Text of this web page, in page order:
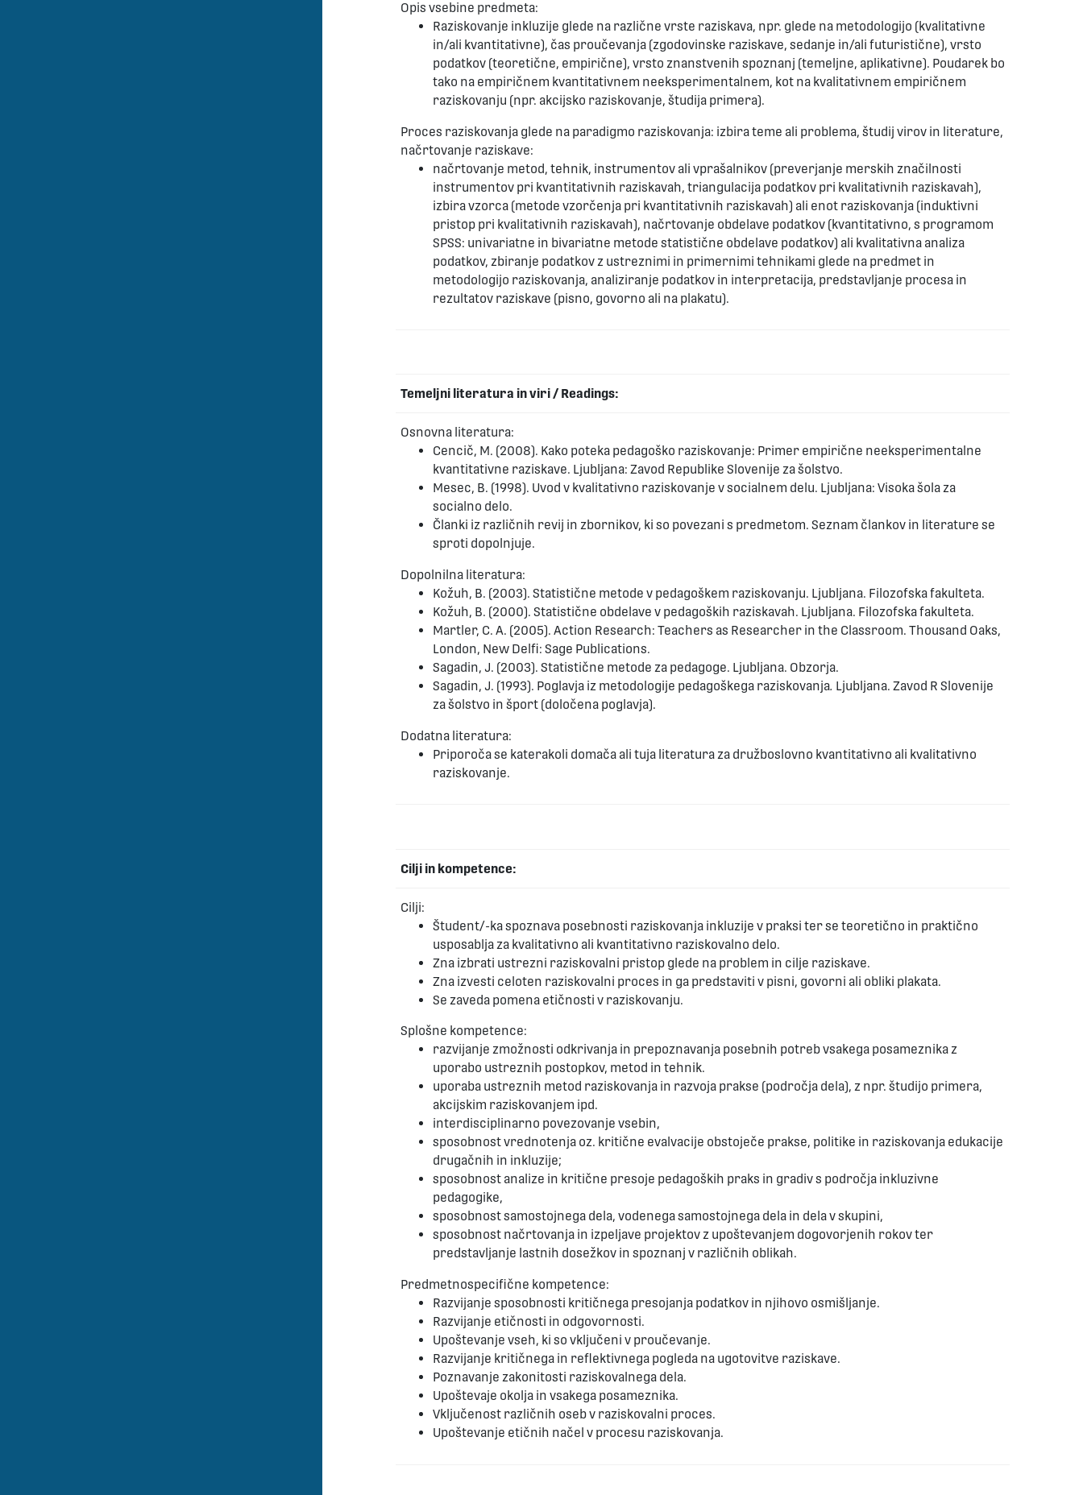
Opis vsebine predmeta:
Raziskovanje inkluzije glede na različne vrste raziskava, npr. glede na metodologijo (kvalitativne
in/ali kvantitativne), čas proučevanja (zgodovinske raziskave, sedanje in/ali futuristične), vrsto
podatkov (teoretične, empirične), vrsto znanstvenih spoznanj (temeljne, aplikativne). Poudarek bo
tako na empiričnem kvantitativnem neeksperimentalnem, kot na kvalitativnem empiričnem
raziskovanju (npr. akcijsko raziskovanje, študija primera).
Proces raziskovanja glede na paradigmo raziskovanja: izbira teme ali problema, študij virov in literature,
načrtovanje raziskave:
načrtovanje metod, tehnik, instrumentov ali vprašalnikov (preverjanje merskih značilnosti
instrumentov pri kvantitativnih raziskavah, triangulacija podatkov pri kvalitativnih raziskavah),
izbira vzorca (metode vzorčenja pri kvantitativnih raziskavah) ali enot raziskovanja (induktivni
pristop pri kvalitativnih raziskavah), načrtovanje obdelave podatkov (kvantitativno, s programom
SPSS: univariatne in bivariatne metode statistične obdelave podatkov) ali kvalitativna analiza
podatkov, zbiranje podatkov z ustreznimi in primernimi tehnikami glede na predmet in
metodologijo raziskovanja, analiziranje podatkov in interpretacija, predstavljanje procesa in
rezultatov raziskave (pisno, govorno ali na plakatu).
Temeljni literatura in viri / Readings:
Osnovna literatura:
Cencič, M. (2008). Kako poteka pedagoško raziskovanje: Primer empirične neeksperimentalne
kvantitativne raziskave. Ljubljana: Zavod Republike Slovenije za šolstvo.
Mesec, B. (1998). Uvod v kvalitativno raziskovanje v socialnem delu. Ljubljana: Visoka šola za
socialno delo.
Članki iz različnih revij in zbornikov, ki so povezani s predmetom. Seznam člankov in literature se
sproti dopolnjuje.
Dopolnilna literatura:
Kožuh, B. (2003). Statistične metode v pedagoškem raziskovanju. Ljubljana. Filozofska fakulteta.
Kožuh, B. (2000). Statistične obdelave v pedagoških raziskavah. Ljubljana. Filozofska fakulteta.
Martler, C. A. (2005). Action Research: Teachers as Researcher in the Classroom. Thousand Oaks,
London, New Delfi: Sage Publications.
Sagadin, J. (2003). Statistične metode za pedagoge. Ljubljana. Obzorja.
Sagadin, J. (1993). Poglavja iz metodologije pedagoškega raziskovanja. Ljubljana. Zavod R Slovenije
za šolstvo in šport (določena poglavja).
Dodatna literatura:
Priporoča se katerakoli domača ali tuja literatura za družboslovno kvantitativno ali kvalitativno
raziskovanje.
Cilji in kompetence:
Cilji:
Študent/-ka spoznava posebnosti raziskovanja inkluzije v praksi ter se teoretično in praktično
usposablja za kvalitativno ali kvantitativno raziskovalno delo.
Zna izbrati ustrezni raziskovalni pristop glede na problem in cilje raziskave.
Zna izvesti celoten raziskovalni proces in ga predstaviti v pisni, govorni ali obliki plakata.
Se zaveda pomena etičnosti v raziskovanju.
Splošne kompetence:
razvijanje zmožnosti odkrivanja in prepoznavanja posebnih potreb vsakega posameznika z
uporabo ustreznih postopkov, metod in tehnik.
uporaba ustreznih metod raziskovanja in razvoja prakse (področja dela), z npr. študijo primera,
akcijskim raziskovanjem ipd.
interdisciplinarno povezovanje vsebin,
sposobnost vrednotenja oz. kritične evalvacije obstoječe prakse, politike in raziskovanja edukacije
drugačnih in inkluzije;
sposobnost analize in kritične presoje pedagoških praks in gradiv s področja inkluzivne
pedagogike,
sposobnost samostojnega dela, vodenega samostojnega dela in dela v skupini,
sposobnost načrtovanja in izpeljave projektov z upoštevanjem dogovorjenih rokov ter
predstavljanje lastnih dosežkov in spoznanj v različnih oblikah.
Predmetnospecifične kompetence:
Razvijanje sposobnosti kritičnega presojanja podatkov in njihovo osmišljanje.
Razvijanje etičnosti in odgovornosti.
Upoštevanje vseh, ki so vključeni v proučevanje.
Razvijanje kritičnega in reflektivnega pogleda na ugotovitve raziskave.
Poznavanje zakonitosti raziskovalnega dela.
Upoštevaje okolja in vsakega posameznika.
Vključenost različnih oseb v raziskovalni proces.
Upoštevanje etičnih načel v procesu raziskovanja.